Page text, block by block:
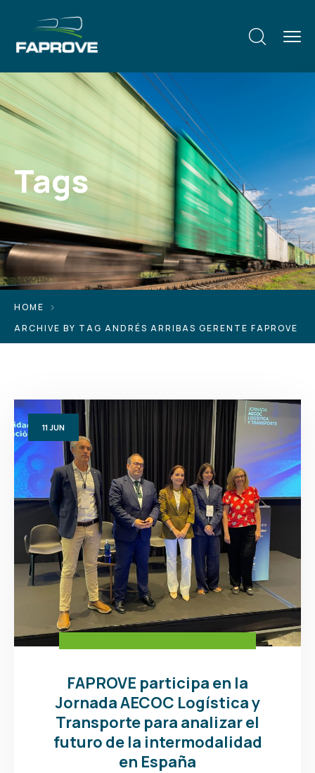
Tags
HOME
ARCHIVE BY TAG ANDRÉS ARRIBAS GERENTE FAPROVE
11JUN
FAPROVE participa en la
Jornada AECOC Logística y
Transporte para analizar el
futuro de la intermodalidad
en España